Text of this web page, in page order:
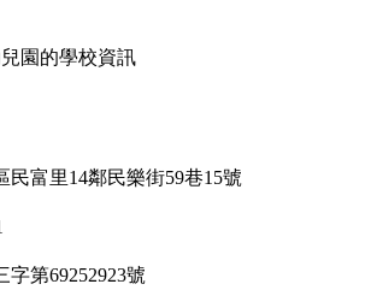
園的學校資訊
民富里14鄰民樂街59巷15號
字第69252923號